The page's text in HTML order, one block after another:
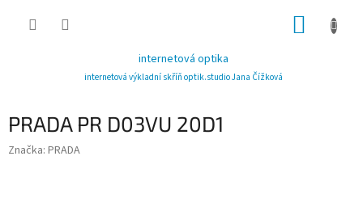
internetová optika
internetová výkladní skříň optik.studio Jana Čížková
PRADA PR D03VU 20D1
Značka: PRADA